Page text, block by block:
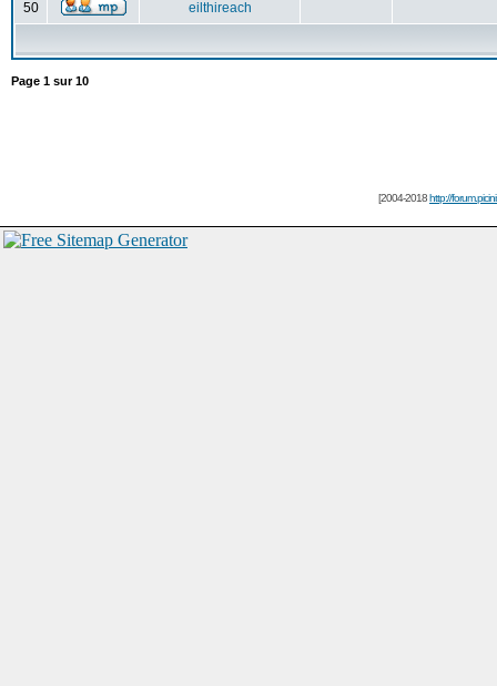
50 eilthireach
Page 1 sur10
[2004-2018http://